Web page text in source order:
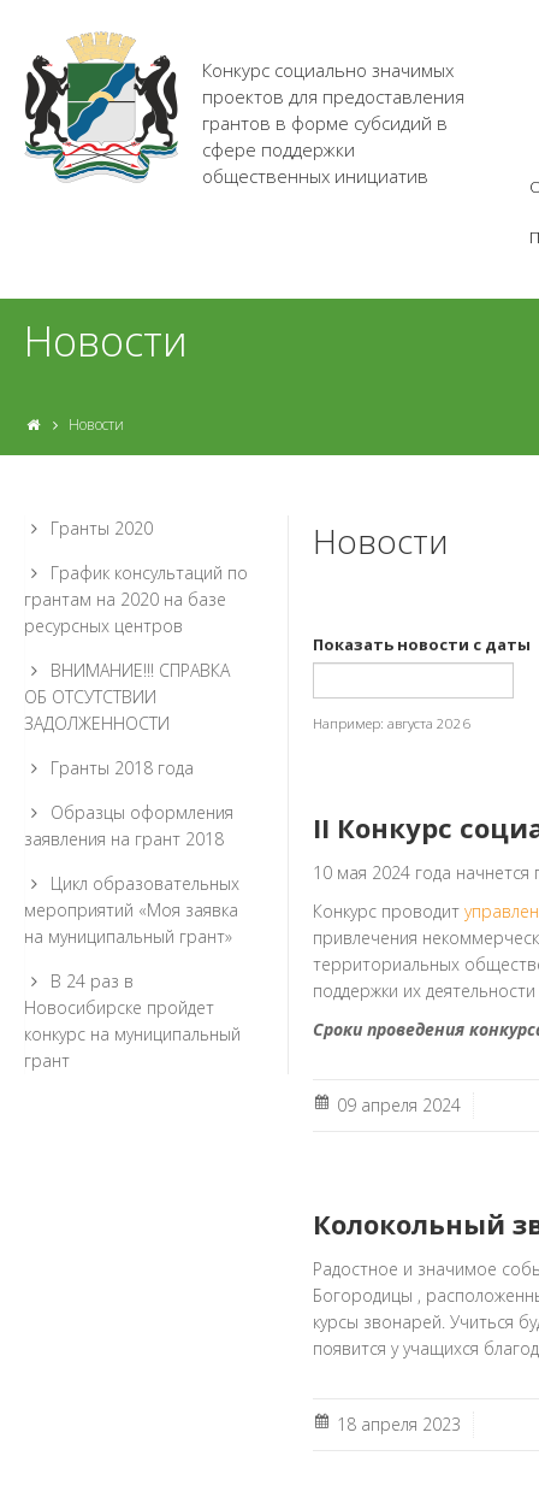
Конкурс социально значимых
проектов для предоставления
грантов в форме субсидий в
сфере поддержки
общественных инициатив
Новости
Новости
Гранты 2020
График консультаций по
грантам на 2020 на базе
ресурсных центров
ВНИМАНИЕ!!! СПРАВКА
ОБ ОТСУТСТВИИ
ЗАДОЛЖЕННОСТИ
Гранты 2018 года
Образцы оформления
заявления на грант 2018
Цикл образовательных
мероприятий «Моя заявка
на муниципальный грант»
В 24 раз в
Новосибирске пройдет
конкурс на муниципальный
грант
Новости
Показать новости с даты
Например: августа 2026
II Конкурс
10 мая 2024 года
Конкурс проводит
привлечения
территориальных
поддержки их
Сроки проведения
09 апреля 2024
Колокольный
Радостное и значимое
Богородицы ,
курсы звонарей. Учиться
появится у учащихся
18 апреля 2023